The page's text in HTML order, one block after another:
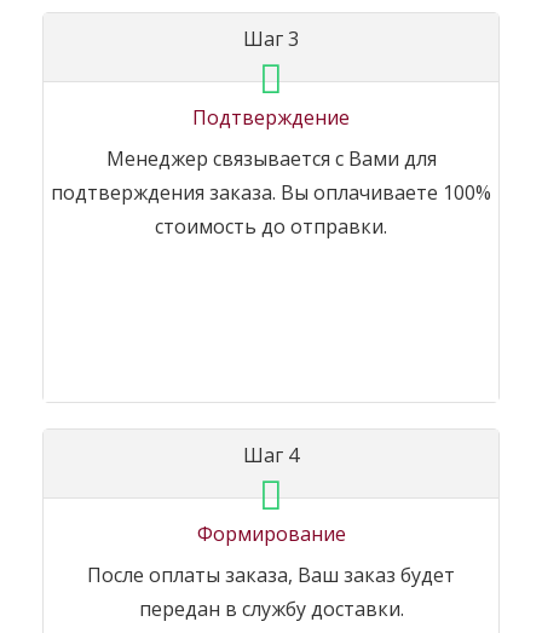
Шаг 3
Подтверждение
Менеджер связывается с Вами для
подтверждения заказа. Вы оплачиваете 100%
стоимость до отправки.
Шаг 4
Формирование
После оплаты заказа, Ваш заказ будет
передан в службу доставки.